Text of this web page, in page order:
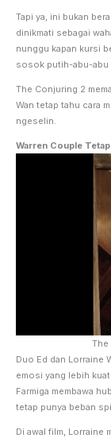
Tapi ya, ini bukan
dinikmati sebagai
nunggu kapan kursi
sosok putih-abu-abu
The Conjuring 2
Wan tetap tahu cara
ngeselin.
Warren Couple
The
Duo Ed dan Lorraine
emosi yang lebih
Farmiga membawa
tetap punya beban
Di awal film, Lorraine